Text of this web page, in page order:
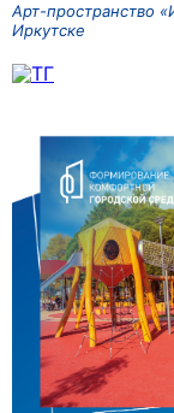
Арт-пространство
Иркутске